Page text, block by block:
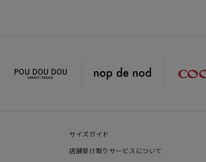
サイズガイド
店舗受け取りサービスについて